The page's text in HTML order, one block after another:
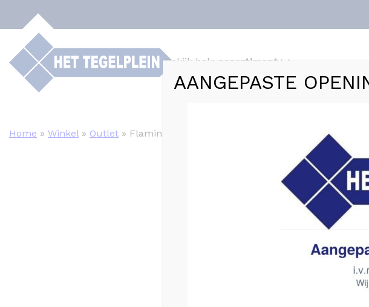
Bekijk hele assortiment
Home » Winkel » Outlet » Flaminia space Warm – 60×60
AANGEPASTE